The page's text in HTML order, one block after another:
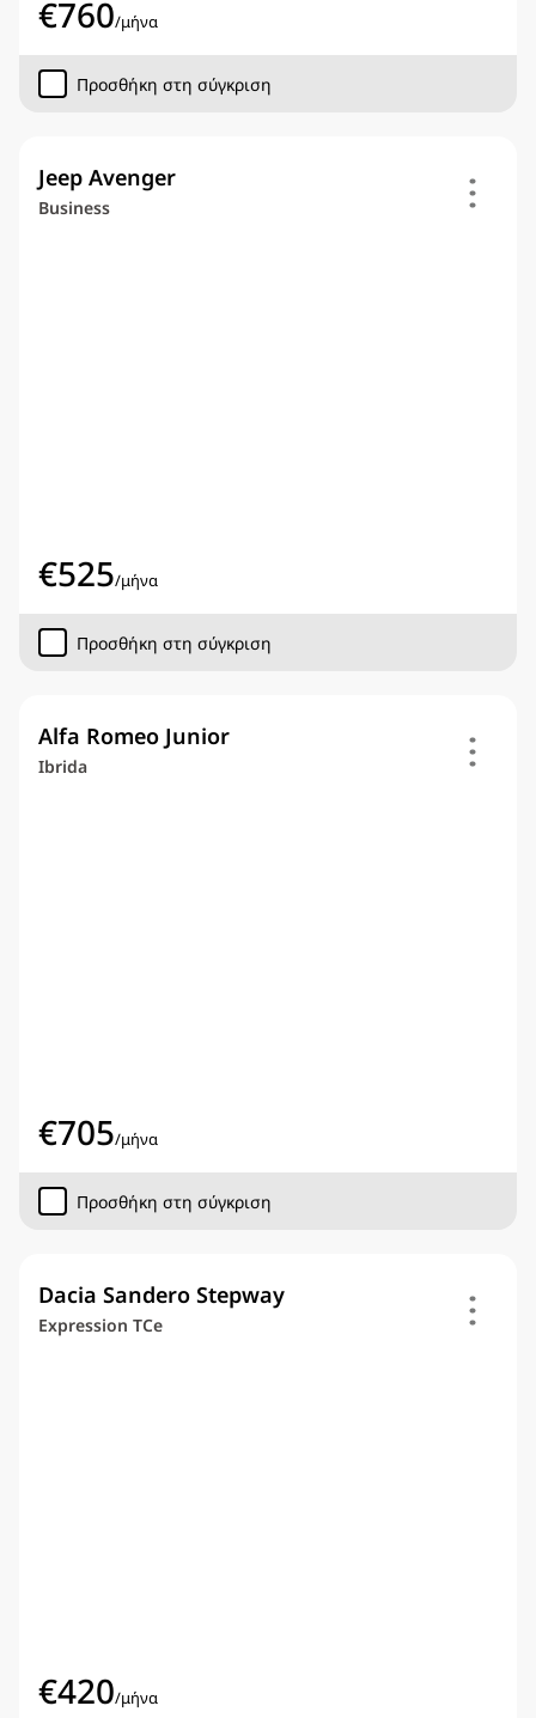
€760/μήνα
Προσθήκη στη σύγκριση
Jeep Avenger
Business
€525/μήνα
Προσθήκη στη σύγκριση
Alfa Romeo Junior
Ibrida
€705/μήνα
Προσθήκη στη σύγκριση
Dacia Sandero Stepway
Expression TCe
€420/μήνα